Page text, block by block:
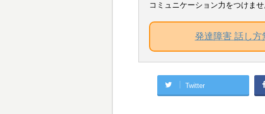
コミュニケーション力をつけませ
発達障害 話し方
Twitter